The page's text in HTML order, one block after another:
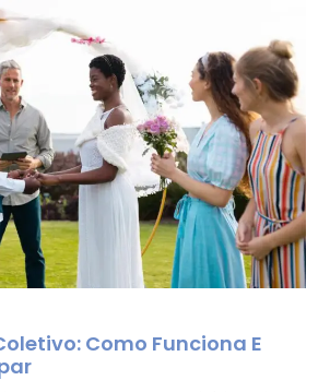
Como Funciona E